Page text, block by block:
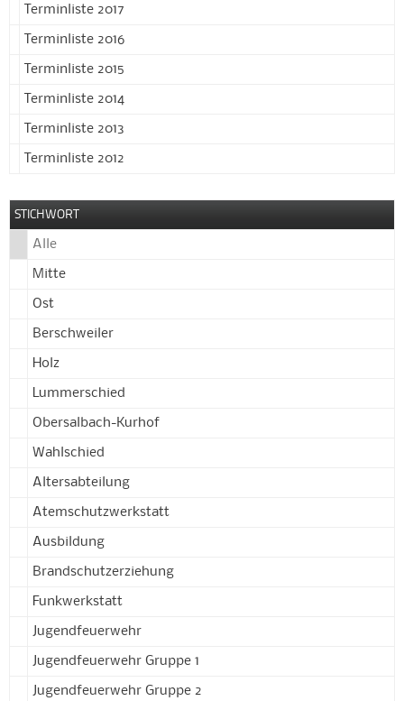
Terminliste 2017
Terminliste 2016
Terminliste 2015
Terminliste 2014
Terminliste 2013
Terminliste 2012
STICHWORT
Alle
Mitte
Ost
Berschweiler
Holz
Lummerschied
Obersalbach-Kurhof
Wahlschied
Altersabteilung
Atemschutzwerkstatt
Ausbildung
Brandschutzerziehung
Funkwerkstatt
Jugendfeuerwehr
Jugendfeuerwehr Gruppe 1
Jugendfeuerwehr Gruppe 2